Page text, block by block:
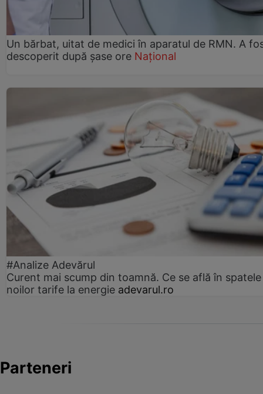
Un bărbat, uitat de medici în aparatul de RMN. A
descoperit după șase ore Național
#Analize Adevărul
Curent mai scump din toamnă. Ce se află în spatele
noilor tarife la energie adevarul.ro
Parteneri